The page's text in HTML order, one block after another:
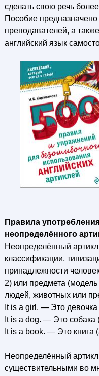
сделать свою речь
Пособие
преподавателей, а
английский язык
Правила
неопределённого
Неопределённый
классификации,
принадлежности
2) или предмета
людей, животных или
It is a girl. — Это девочка
It is a dog. — Это собака
It is a book. — Это книга
Неопределённый
существительными во